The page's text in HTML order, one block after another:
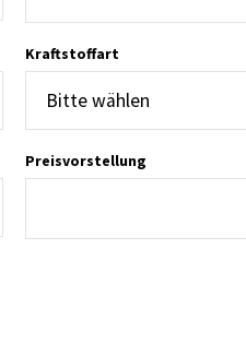
Kraftstoffart
Preisvorstellung